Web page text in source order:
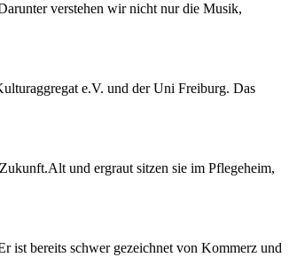
verstehen wir nicht nur die Musik,
e.V. und der Uni Freiburg. Das
und ergraut sitzen sie im Pflegeheim,
ist bereits schwer gezeichnet von Kommerz und